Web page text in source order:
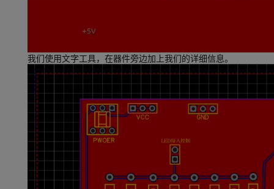
我们使用文字工具，在器件旁边加上我们的详细信息。